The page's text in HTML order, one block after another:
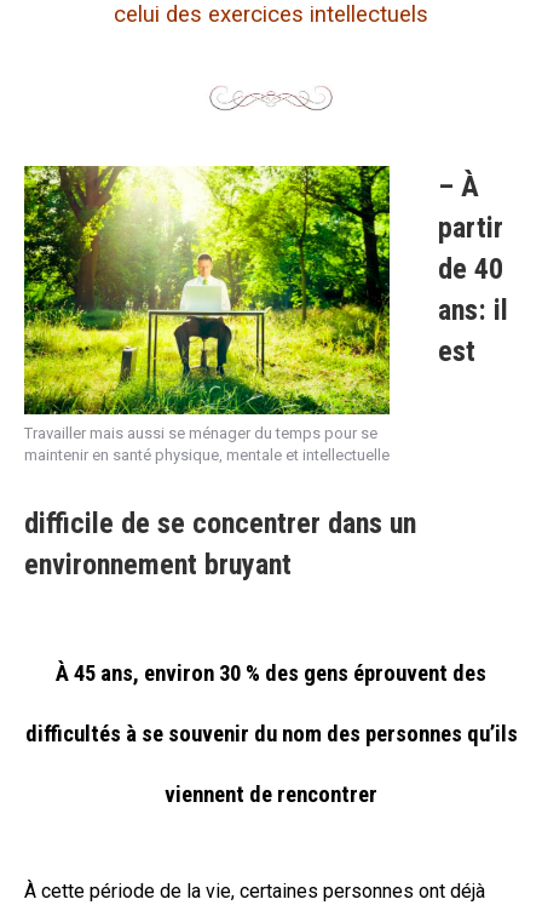
celui des exercices intellectuels
Travailler mais aussi se ménager du temps pour se
maintenir en santé physique, mentale et intellectuelle
– À
partir
de 40
ans: il
est
difficile de se concentrer dans un
environnement bruyant
À 45 ans, environ 30 % des gens éprouvent des
difficultés à se souvenir du nom des personnes qu’ils
viennent de rencontrer
À cette période de la vie, certaines personnes ont déjà